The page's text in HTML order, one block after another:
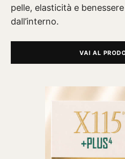
pelle, elasticità e
dall’interno.
VAI AL